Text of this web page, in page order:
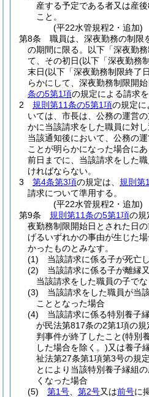
産する予定である者又は産
こと。
(平22水管規程2・追加)
第8条
職員は、深夜勤務の制限
の期間に限る。以下「深夜勤
て、その初日(以下「深夜勤務
末日(以下「深夜勤務制限終了
らかにして、深夜勤務制限開
条の5第1項の規定による請求
2
規則第11条の5第1項の規定に
いては、市長は、公務の運営
かに当該請求をした職員に対
当該通知後において、公務の
ことが明らかになった場合に
前日までに、当該請求をした
ければならない。
3
第4条第3項の規定は、 規則第
請求について準用する。
(平22水管規程2・追加)
第9条
規則第11条の5第1項の規
夜勤務制限開始日とされた日の
げるいずれかの事由が生じた
かったものとみなす。
(1)
当該請求に係る子が死亡
(2)
当該請求に係る子が離縁
当該請求をした職員の子で
(3)
当該請求をした職員が当
こととなった場合
(4)
当該請求に係る特別養子
が民法第817条の2第1項の
判事件が終了したこと(特別
した場合を除く。)又は養子
祉法第27条第1項第3号の規
とにより当該特別養子縁組
くなった場合
(5)
第1号 第2号又は前号に